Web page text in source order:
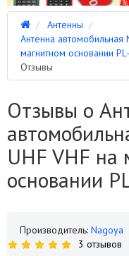
Антенны
Антенна автомобильная
магнитном основании
Отзывы
Отзывы о
UHF VHF на
основании
Производитель: Nagoya
3 отзывов